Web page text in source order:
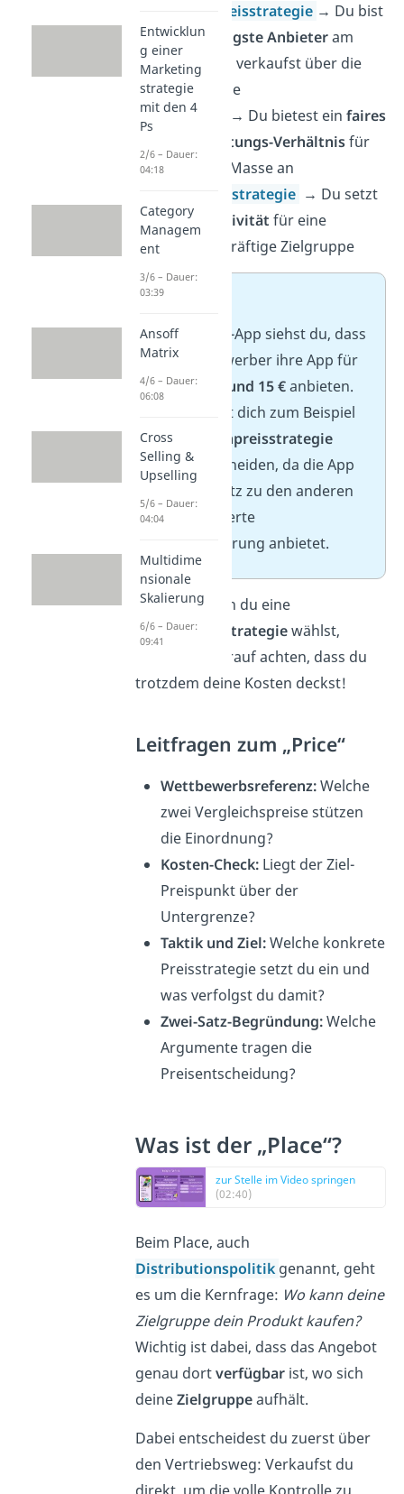
Niedrigpreisstrategie → Du bist
dergünstigste Anbieteram
Markt und verkaufst über die
pure Masse
Im Mittel → Du bietest ein faires
Preis-Leistungs-Verhältnisfür
die breite Masse an
Hochpreisstrategie → Du setzt
aufExklusivität für eine
zahlungskräftige Zielgruppe
➡️Beispiel
Für die Lern-App siehst du, dass
die Wettbewerber ihre App für
zwischen
5 und 15 €anbieten.
Du könntest dich zum Beispiel
für die
Hochpreisstrategie
(15 €) entscheiden, da die App
im Gegensatz zu den anderen
eine KI-basierte
Personalisierung anbietet.
Wichtig:Wenn du eine
Niedrigpreisstrategiewählst,
solltest du darauf achten, dass du
trotzdem deine Kosten deckst!
Leitfragen zum „Price“
Wettbewerbsreferenz:Welche
zwei Vergleichspreise stützen
die Einordnung?
Kosten-Check:Liegt der Ziel-
Preispunkt über der
Untergrenze?
Taktik und Ziel:Welche konkrete
Preisstrategie setzt du ein und
was verfolgst du damit?
Zwei-Satz-Begründung:Welche
Argumente tragen die
Preisentscheidung?
Was ist der „Place“?
zur Stelle im Video springen
(02:40)
Beim Place, auch
Distributionspolitik genannt, geht
es um die Kernfrage: Wo kann deine
Zielgruppe dein Produkt kaufen?
Wichtig ist dabei, dass das Angebot
genau dortverfügbarist, wo sich
deineZielgruppeaufhält.
Dabei entscheidest du zuerst über
den Vertriebsweg: Verkaufst du
Entwicklun
g einer
Marketing
strategie
mit den 4
Ps
2/6 – Dauer:
04:18
Category
Managem
ent
3/6 – Dauer:
03:39
Ansoff
Matrix
4/6 – Dauer:
06:08
Cross
Selling &
Upselling
5/6 – Dauer:
04:04
Multidime
nsionale
Skalierung
6/6 – Dauer:
09:41